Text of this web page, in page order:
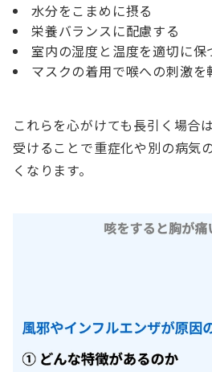
水分をこまめに摂る
栄養バランスに配慮する
室内の湿度と温度を適切に保
マスクの着用で喉への刺激を
これらを心がけても長引く場合
受けることで重症化や別の病気
くなります。